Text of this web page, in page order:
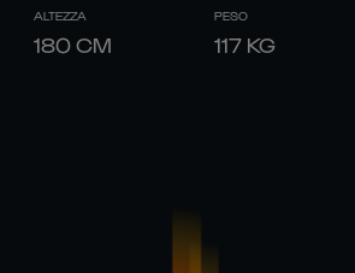
ALTEZZA
180CM
PESO
117 KG